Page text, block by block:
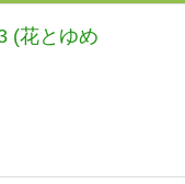
(花とゆめ